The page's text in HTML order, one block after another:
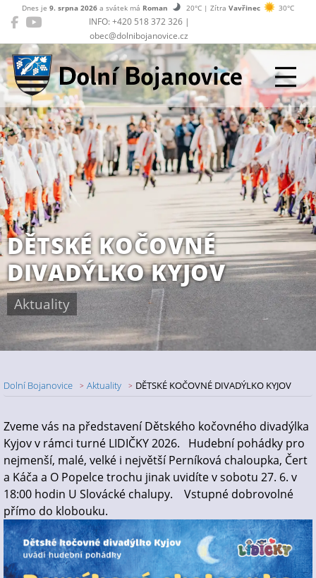
INFO: +420 518 372 326 |
obec@dolnibojanovice.cz
Dnes je 9. srpna 2026 a svátek má Roman 20°C | Zítra Vavřinec 30°C
Dolní Bojanovice
DĚTSKÉ KOČOVNÉ
DIVADÝLKO KYJOV
Aktuality
Dolní Bojanovice Aktuality DĚTSKÉ KOČOVNÉ DIVADÝLKO KYJOV
Nadpis článku
Zveme vás na představení Dětského kočovného divadýlka
Kyjov v rámci turné LIDIČKY 2026. Hudební pohádky pro
nejmenší, malé, velké i největší Perníková chaloupka, Čert
a Káča a O Popelce trochu jinak uvidíte v sobotu 27. 6. v
18:00 hodin U Slovácké chalupy. Vstupné dobrovolné
přímo do klobouku.